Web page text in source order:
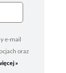
e-mail
oraz
»